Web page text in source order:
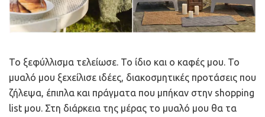
Το ξεφύλλισμα τελείωσε. Το ίδιο και ο καφές μου. Το
μυαλό μου ξεχείλισε ιδέες, διακοσμητικές προτάσεις που
ζήλεψα, έπιπλα και πράγματα που μπήκαν στην shopping
list μου. Στη διάρκεια της μέρας το μυαλό μου θα τα